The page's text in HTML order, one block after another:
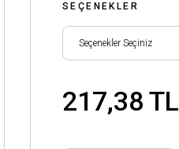
SEÇENEKLER
217,38 TL